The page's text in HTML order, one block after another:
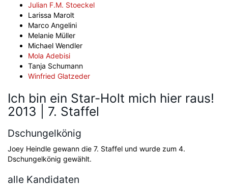
Julian F.M. Stoeckel
Larissa Marolt
Marco Angelini
Melanie Müller
Michael Wendler
Mola Adebisi
Tanja Schumann
Winfried Glatzeder
Ich bin ein Star-Holt mich hier raus!
2013 | 7. Staffel
Dschungelkönig
Joey Heindle gewann die 7. Staffel und wurde zum 4.
Dschungelkönig gewählt.
alle Kandidaten